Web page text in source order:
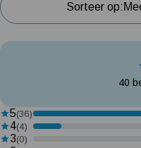
Sorteer op:
40
5(36)
4(4)
3(0)